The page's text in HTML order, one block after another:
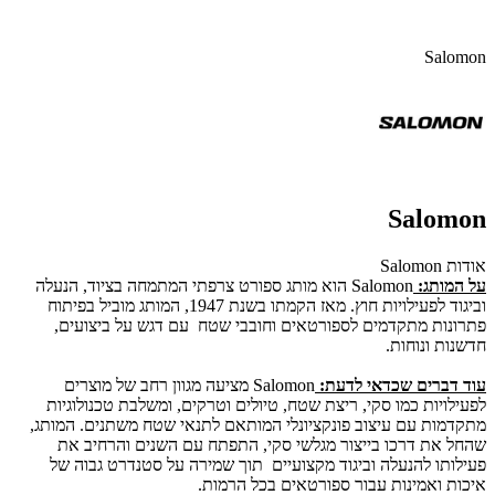
Salomon
Salomon
אודות Salomon
על המותג:
Salomon הוא מותג ספורט צרפתי המתמחה בציוד, הנעלה
וביגוד לפעילויות חוץ. מאז הקמתו בשנת 1947, המותג מוביל בפיתוח
פתרונות מתקדמים לספורטאים וחובבי שטח עם דגש על ביצועים,
חדשנות ונוחות.
עוד דברים שכדאי לדעת:
Salomon מציעה מגוון רחב של מוצרים
לפעילויות כמו סקי, ריצת שטח, טיולים וטרקים, ומשלבת טכנולוגיות
מתקדמות עם עיצוב פונקציונלי המותאם לתנאי שטח משתנים. המותג,
שהחל את דרכו בייצור מגלשי סקי, התפתח עם השנים והרחיב את
פעילותו להנעלה וביגוד מקצועיים תוך שמירה על סטנדרט גבוה של
איכות ואמינות עבור ספורטאים בכל הרמות.